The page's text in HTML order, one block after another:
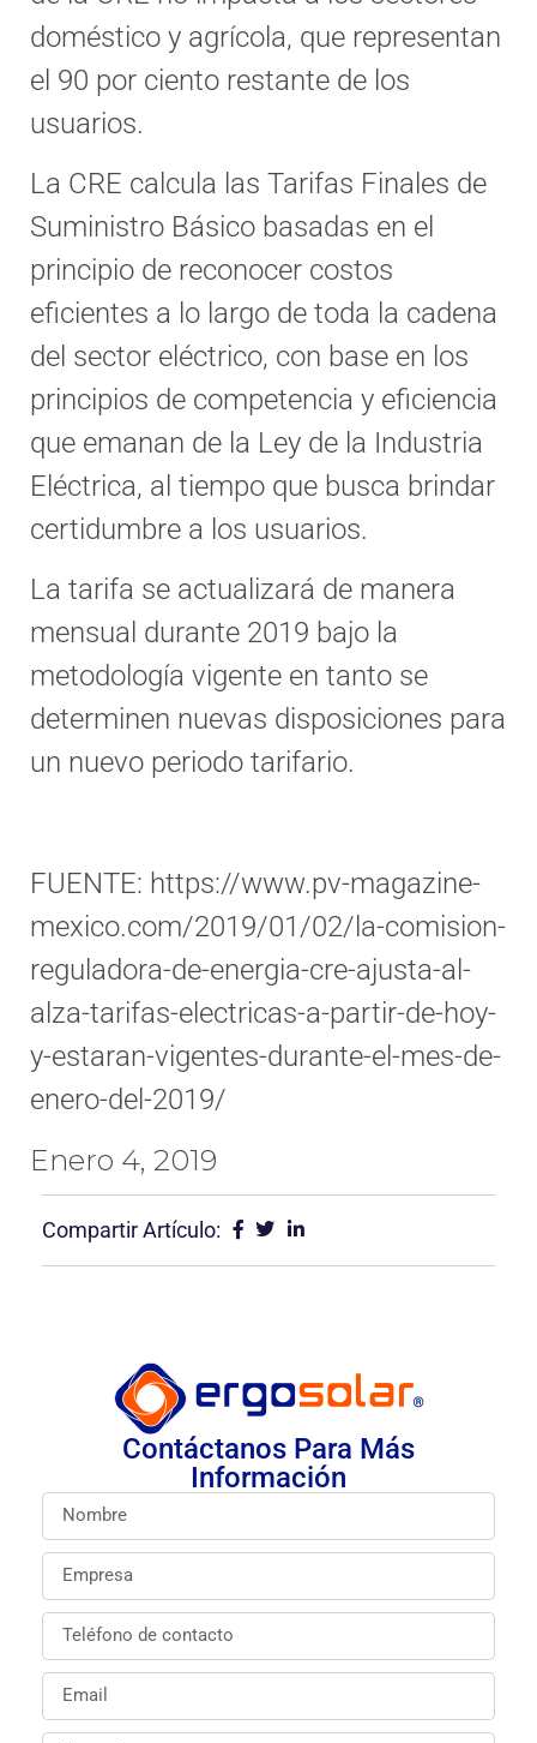
doméstico y agrícola, que representan
el 90 por ciento restante de los
usuarios.
La CRE calcula las Tarifas Finales de
Suministro Básico basadas en el
principio de reconocer costos
eficientes a lo largo de toda la cadena
del sector eléctrico, con base en los
principios de competencia y eficiencia
que emanan de la Ley de la Industria
Eléctrica, al tiempo que busca brindar
certidumbre a los usuarios.
La tarifa se actualizará de manera
mensual durante 2019 bajo la
metodología vigente en tanto se
determinen nuevas disposiciones para
un nuevo periodo tarifario.
FUENTE: https://www.pv-magazine-
mexico.com/2019/01/02/la-comision-
reguladora-de-energia-cre-ajusta-al-
alza-tarifas-electricas-a-partir-de-hoy-
y-estaran-vigentes-durante-el-mes-de-
enero-del-2019/
Enero 4, 2019
Compartir Artículo:
Contáctanos Para Más
Información